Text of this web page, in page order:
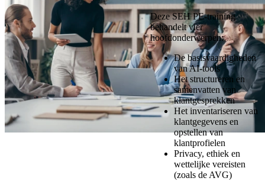
Deze SEH PE-training
behandelt vier
hoofdonderwerpen:
De basisvaardigheden
van AI-tools
Het structureren en
samenvatten van
klantgesprekken
Het inventariseren van
klantgegevens en
opstellen van
klantprofielen
Privacy, ethiek en
wettelijke vereisten
(zoals de AVG)